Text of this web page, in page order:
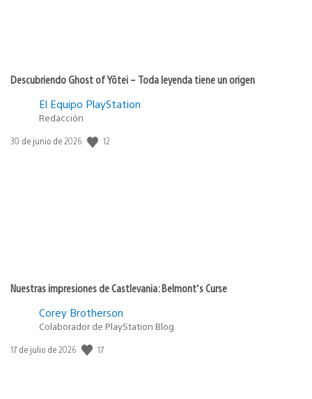
Descubriendo Ghost of Yōtei – Toda leyenda tiene un origen
El Equipo PlayStation
Redacción
Fecha
30 de junio de 2026 12
Nuestras impresiones de Castlevania: Belmont’s Curse
Corey Brotherson
Colaborador de PlayStation Blog
Fecha
17 de julio de 2026 17